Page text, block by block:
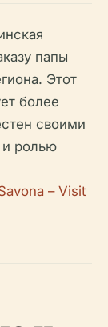
папы
Этот
более
своими
и ролью
– Visit